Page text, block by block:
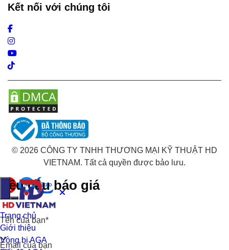
Kết nối với chúng tôi
Facebook
Instagram
Youtube
Tiktok
© 2026 CÔNG TY TNHH THƯƠNG MẠI KỸ THUẬT HD
VIETNAM. Tất cả quyền được bảo lưu.
Yêu cầu báo giá
Tên của bạn*
Email của bạn
Trang chủ
Giới thiệu
Vòng bi AGA